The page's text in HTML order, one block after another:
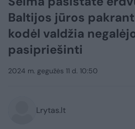
Baltijos jūros
kodėl valdžia
pasipriešinti
2024 m. gegužės 11 d. 10:50
Lrytas.lt